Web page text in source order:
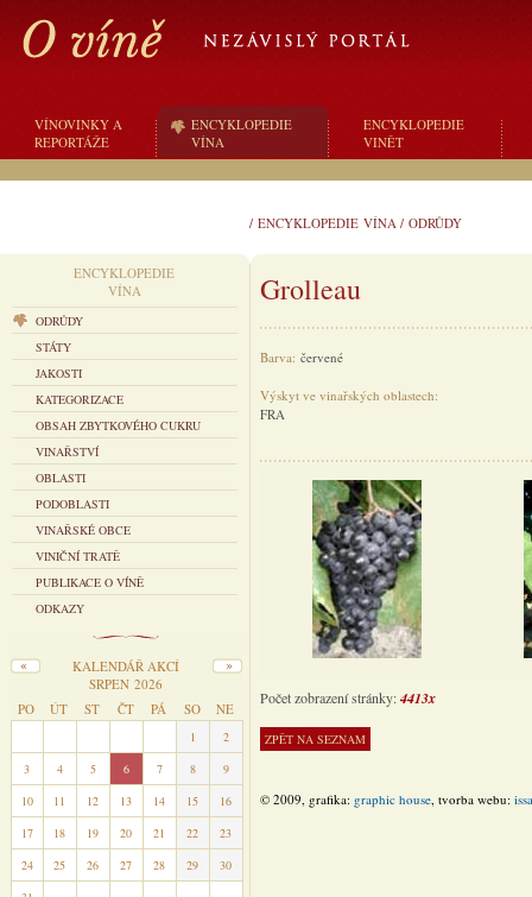
VÍNOVINKY A
REPORTÁŽE
ENCYKLOPEDIE
VÍNA
ENCYKLOPEDIE
VINĚT
/ ENCYKLOPEDIE VÍNA / ODRŮDY
ENCYKLOPEDIE
VÍNA
ODRŮDY
STÁTY
JAKOSTI
KATEGORIZACE
OBSAH ZBYTKOVÉHO CUKRU
VINAŘSTVÍ
OBLASTI
PODOBLASTI
VINAŘSKÉ OBCE
VINIČNÍ TRATĚ
PUBLIKACE O VÍNĚ
ODKAZY
KALENDÁŘ AKCÍ
SRPEN 2026
PO
ÚT ST ČT PÁ SO NE
1
2
3
4 5 6 7 8
9
10
11 12 13 14 15
16
17
18 19 20 21 22
23
24
25 26 27 28 29
30
Grolleau
Barva: červené
Výskyt ve vinařských oblastech:
FRA
Počet zobrazení stránky:4413x
© 2009, grafika: graphic house, tvorba webu: